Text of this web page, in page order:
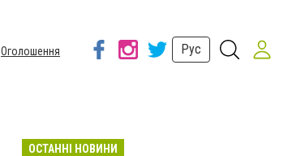
Оголошення
Рус
ОСТАННІ НОВИНИ